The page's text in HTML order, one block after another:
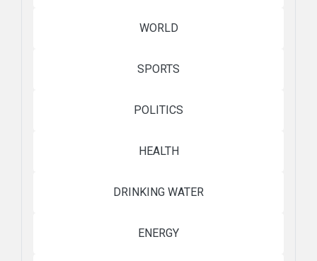
WORLD
SPORTS
POLITICS
HEALTH
DRINKING WATER
ENERGY